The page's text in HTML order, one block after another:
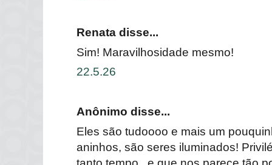
Renata disse...
Sim! Maravilhosidade mesmo!
22.5.26
Anônimo disse...
Eles são tudoooo e mais um
aninhos, são seres iluminados!